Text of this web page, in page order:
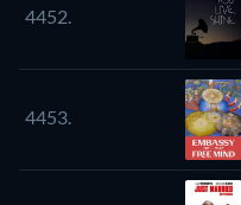
4452.
4453.